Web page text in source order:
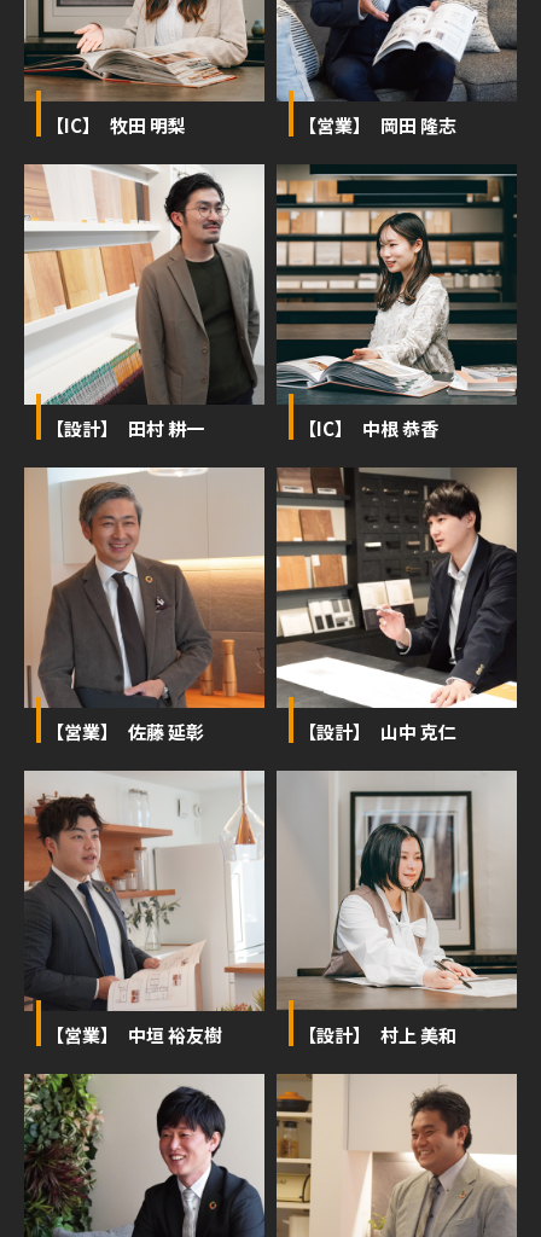
【IC】 牧田 明梨 【営業】 岡田 隆志
【設計】 田村 耕一 【IC】 中根 恭香
【営業】 佐藤 延彰 【設計】 山中 克仁
【営業】 中垣 裕友樹 【設計】 村上 美和